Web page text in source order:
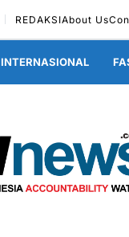
REDAKSIAbout Us
INTERNASIONAL